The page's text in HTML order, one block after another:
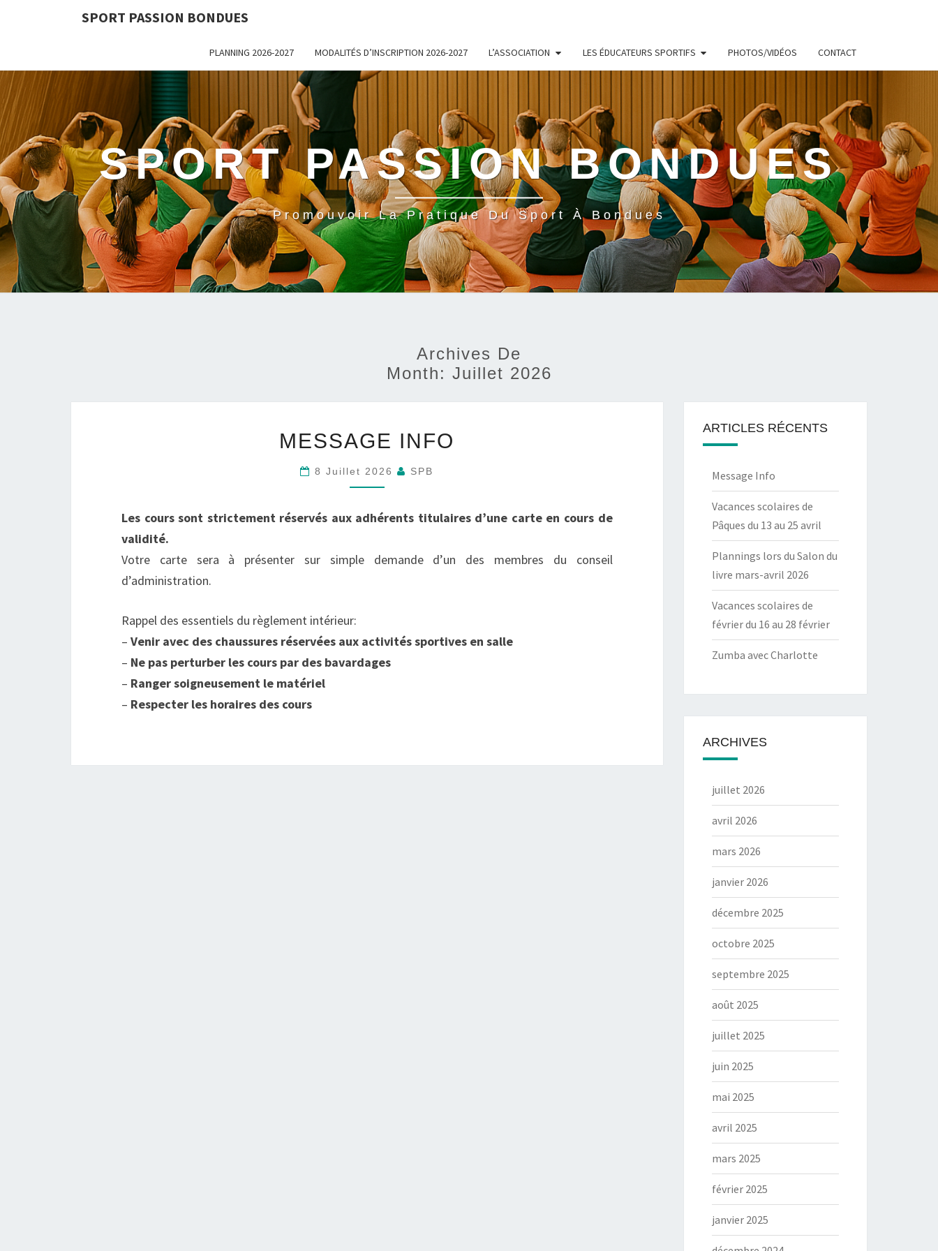
SPORT PASSION BONDUES
PLANNING 2026-2027 MODALITÉS D’INSCRIPTION 2026-2027 L’ASSOCIATION LES ÉDUCATEURS SPORTIFS PHOTOS/VIDÉOS CONTACT
SPORT PASSION BONDUES
Promouvoir La Pratique Du Sport À Bondues
Archives De
Month: Juillet 2026
INFO
MESSAGE INFO
8 Juillet 2026 SPB
Les cours sont strictement réservés aux adhérents titulaires d’une carte en cours de
validité.
Votre carte sera à présenter sur simple demande d’un des membres du conseil
d’administration.
Rappel des essentiels du règlement intérieur:
– Venir avec des chaussures réservées aux activités sportives en salle
– Ne pas perturber les cours par des bavardages
– Ranger soigneusement le matériel
– Respecter les horaires des cours
ARTICLES RÉCENTS
Message Info
Vacances scolaires de
Pâques du 13 au 25 avril
Plannings lors du Salon du
livre mars-avril 2026
Vacances scolaires de
février du 16 au 28 février
Zumba avec Charlotte
ARCHIVES
juillet 2026
avril 2026
mars 2026
janvier 2026
décembre 2025
octobre 2025
septembre 2025
août 2025
juillet 2025
juin 2025
mai 2025
avril 2025
mars 2025
février 2025
janvier 2025